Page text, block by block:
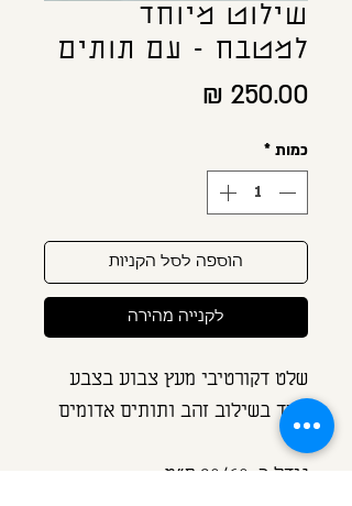
שילוט מיוחד
למטבח - עם תותים
כמות *
הוספה לסל הקניות
לקנייה מהירה
שלט דקורטיבי מעץ צבוע בצבע
ורוד בשילוב זהב ותותים אדומים
גודל כ: 20/60 ס"מ